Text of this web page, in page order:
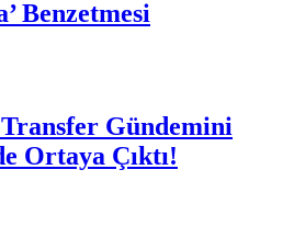
Benzetmesi
Gündemini
Ortaya Çıktı!